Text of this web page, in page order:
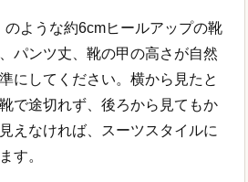
ような約6cmヒールアップの靴
パンツ丈、靴の甲の高さが自然
にしてください。横から見たと
で途切れず、後ろから見てもか
えなければ、スーツスタイルに
す。